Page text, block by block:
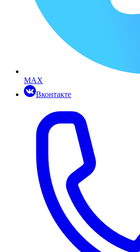
MAX
Вконтакте